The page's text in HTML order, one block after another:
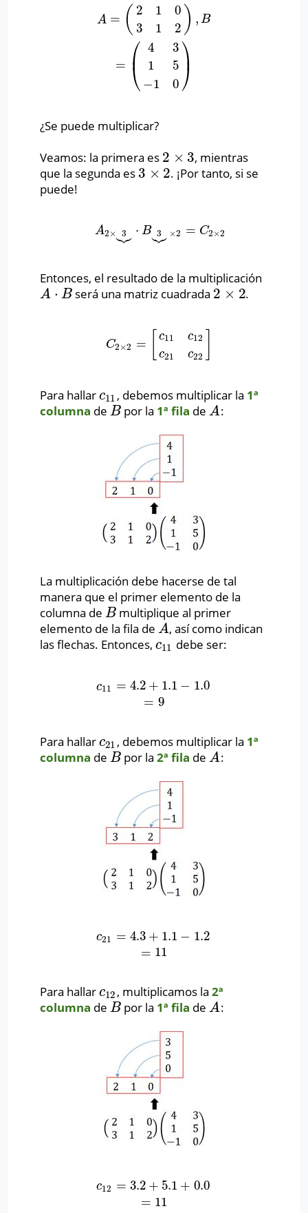
A = ( 2
3
1
1
0
2 ) , B
= ⎛
⎝
⎜
4
1
−1
3
5
0
⎞
⎠⎟
A= 21 03 5 − 10
¿Se puede multiplicar?
Veamos: la primera es 2 × 3
2 ×3
, mientras
que la segunda es 3 × 2
3 ×2
. ¡Por tanto, si se
puede!
A2× 3
 
 ⋅ B 3
 
 ×2 = C2×2
A2 ×3 ⋅ B3 ⏟ 2=C 2× 2
Entonces, el resultado de la multiplicación
A ⋅ B
A⋅ B será una matriz cuadrada 2 × 2
2 ×2 .
C2×2 =
c11
c21
c12
c22
C2×2= [c11 c12 21c22
Para hallar c11
c11, debemos multiplicar la 1ª
columna de B
B por la 1ª fila deA
A :
La multiplicación debe hacerse de tal
manera que el primer elemento de la
columna de B
B multiplique al primer
elemento de la fila de A
A , así como indican
las flechas. Entonces, c11
c11 debe ser:
c11 = 4.2 + 1.1 − 1.0
= 9
c 11=4.2 +1.1−1.0= 9
Para hallar c21
c21, debemos multiplicar la 1ª
columna de B
B por la2ª fila de A
A :
c21 = 4.3 + 1.1 − 1.2
= 11
c21= 4.3+ 1.1−1.2= 11
Para hallar c12
c12, multiplicamos la2ª
columna de B
B por la 1ª fila deA
A :
c12 = 3.2 + 5.1 + 0.0
= 11
c12= 3.2+ 5.1+0.0= 11